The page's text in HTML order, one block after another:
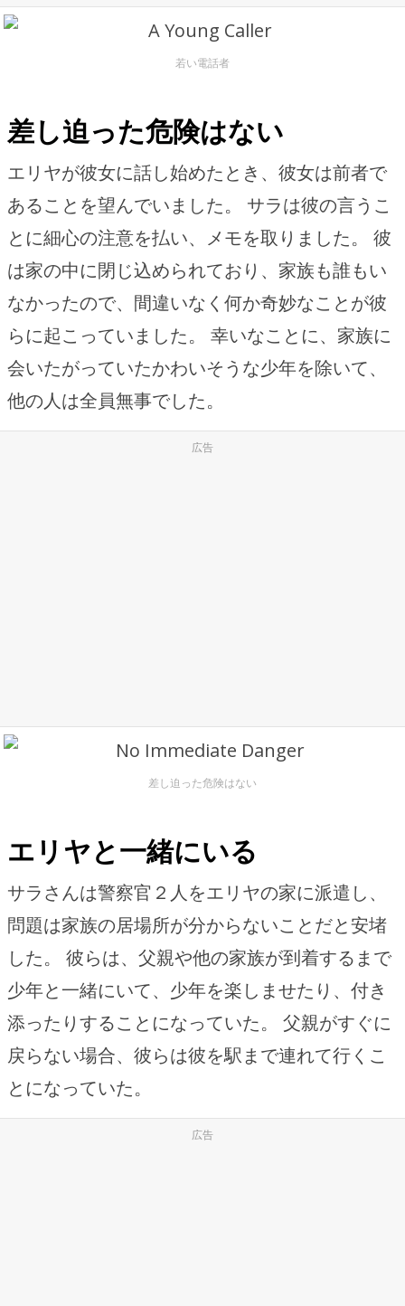
若い電話者
差し迫った危険はない
エリヤが彼女に話し始めたとき、彼女は前者で
あることを望んでいました。 サラは彼の言うこ
とに細心の注意を払い、メモを取りました。 彼
は家の中に閉じ込められており、家族も誰もい
なかったので、間違いなく何か奇妙なことが彼
らに起こっていました。 幸いなことに、家族に
会いたがっていたかわいそうな少年を除いて、
他の人は全員無事でした。
広告
差し迫った危険はない
エリヤと一緒にいる
サラさんは警察官２人をエリヤの家に派遣し、
問題は家族の居場所が分からないことだと安堵
した。 彼らは、父親や他の家族が到着するまで
少年と一緒にいて、少年を楽しませたり、付き
添ったりすることになっていた。 父親がすぐに
戻らない場合、彼らは彼を駅まで連れて行くこ
とになっていた。
広告